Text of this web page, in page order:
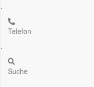
.
Telefon
.
Suche